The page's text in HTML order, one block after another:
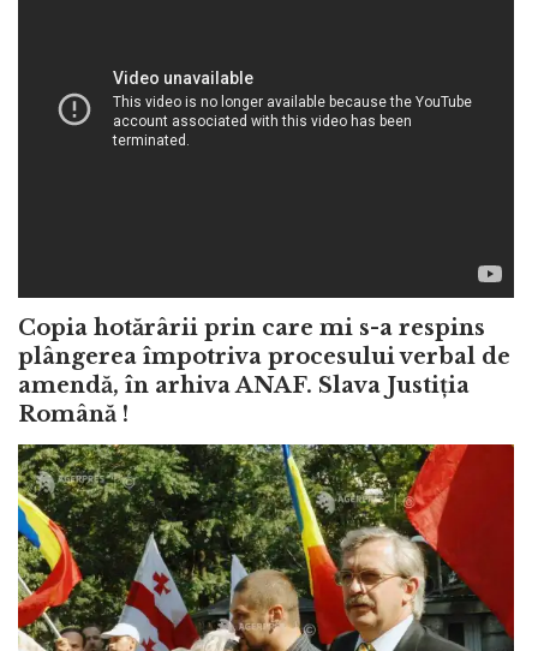
Copia hotărârii prin care mi s-a respins
plângerea împotriva procesului verbal de
amendă, în arhiva ANAF. Slava Justiția
Română !